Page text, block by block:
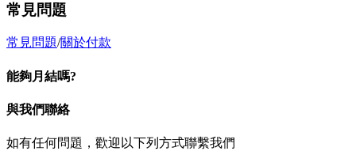
常見問題
常見問題/關於付款
能夠月結嗎?
與我們聯絡
如有任何問題，歡迎以下列方式聯繫我們